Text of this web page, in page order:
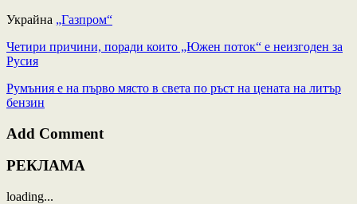
Украйна „Газпром“
Четири причини, поради които „Южен поток“ е неизгоден за
Русия
Румъния е на първо място в света по ръст на цената на литър
бензин
Add Comment
РЕКЛАМА
loading...